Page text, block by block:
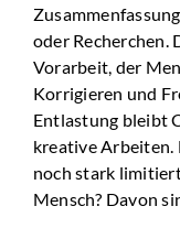
oder Recherchen.
Vorarbeit, der
Korrigieren und
Entlastung bleibt
kreative
noch stark
Mensch? Davon